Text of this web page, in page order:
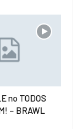
no TODOS
– BRAWL